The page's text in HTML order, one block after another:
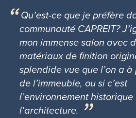
Qu’est-ce que je préfère
communauté CAPREIT?
mon immense salon avec
matériaux de finition
splendide vue que l’on a
de l’immeuble, ou si c’est
l’environnement
l’architecture.